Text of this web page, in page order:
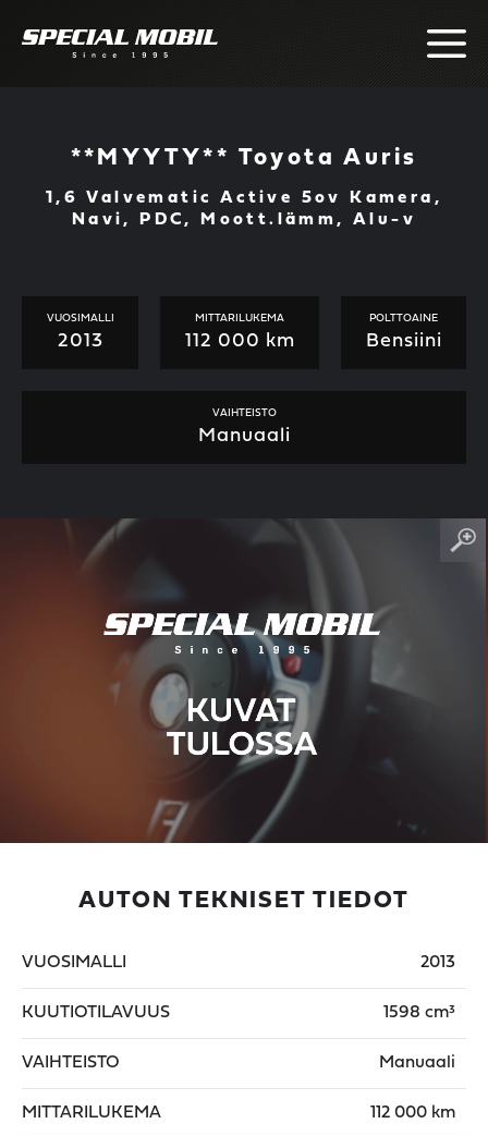
**MYYTY** Toyota Auris
1,6 Valvematic Active 5ov Kamera,
Navi, PDC, Moott.lämm, Alu-v
VUOSIMALLI
2013
MITTARILUKEMA
112 000 km
POLTTOAINE
Bensiini
VAIHTEISTO
Manuaali
AUTON TEKNISET TIEDOT
VUOSIMALLI 2013
KUUTIOTILAVUUS 1598 cm³
VAIHTEISTO Manuaali
MITTARILUKEMA 112 000 km